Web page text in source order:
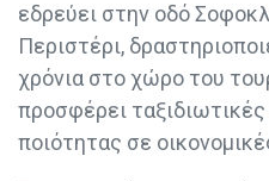
εδρεύει στην οδό
Περιστέρι,
χρόνια στο χώρο του
προσφέρει
ποιότητας σε